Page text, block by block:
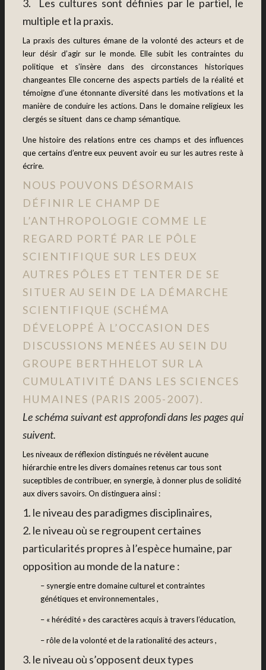
3. Les cultures sont définies par le partiel, le
multiple et la praxis.
La praxis des cultures émane de la volonté des acteurs et de
leur désir d’agir sur le monde. Elle subit les contraintes du
politique et s’insère dans des circonstances historiques
changeantes Elle concerne des aspects partiels de la réalité et
témoigne d’une étonnante diversité dans les motivations et la
manière de conduire les actions. Dans le domaine religieux les
clergés se situent dans ce champ sémantique.
Une histoire des relations entre ces champs et des influences
que certains d’entre eux peuvent avoir eu sur les autres reste à
écrire.
NOUS POUVONS DÉSORMAIS
DÉFINIR LE CHAMP DE
L’ANTHROPOLOGIE COMME LE
REGARD PORTÉ PAR LE PÔLE
SCIENTIFIQUE SUR LES DEUX
AUTRES PÔLES ET TENTER DE SE
SITUER AU SEIN DE LA DÉMARCHE
SCIENTIFIQUE (SCHÉMA
DÉVELOPPÉ À L’OCCASION DES
DISCUSSIONS MENÉES AU SEIN DU
GROUPE BERTHHELOT SUR LA
CUMULATIVITÉ DANS LES SCIENCES
HUMAINES (PARIS 2005-2007).
Le schéma suivant est approfondi dans les pages qui
suivent.
Les niveaux de réflexion distingués ne révèlent aucune
hiérarchie entre les divers domaines retenus car tous sont
suceptibles de contribuer, en synergie, à donner plus de solidité
aux divers savoirs. On distinguera ainsi :
1. le niveau des paradigmes disciplinaires,
2. le niveau où se regroupent certaines
particularités propres à l’espèce humaine, par
opposition au monde de la nature :
– synergie entre domaine culturel et contraintes
génétiques et environnementales ,
– « hérédité » des caractères acquis à travers l’éducation,
– rôle de la volonté et de la rationalité des acteurs ,
3. le niveau où s’opposent deux types